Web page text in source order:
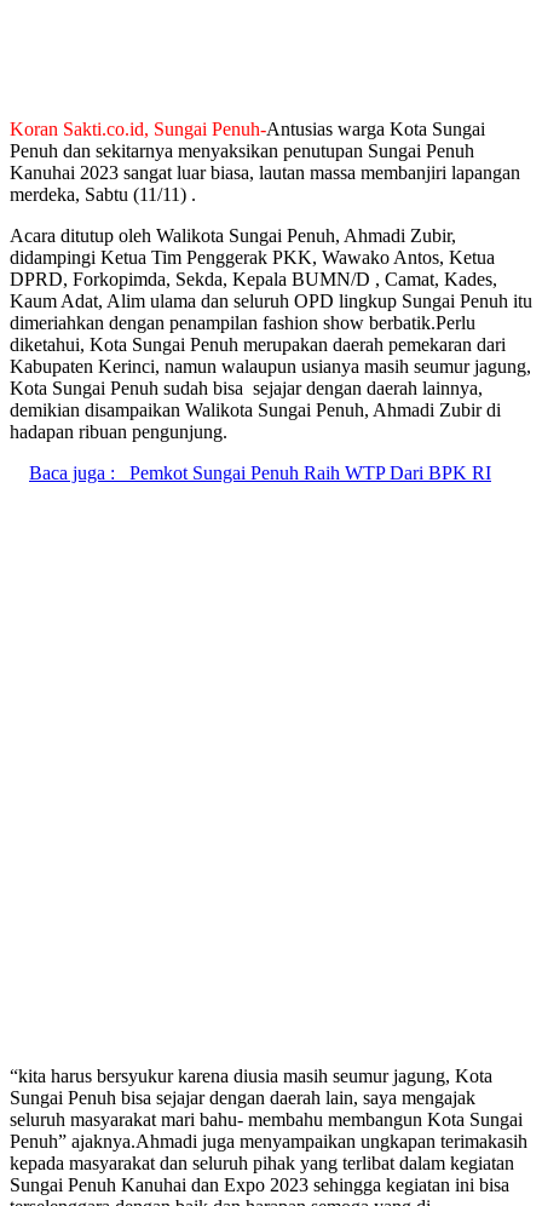
Koran Sakti.co.id, Sungai Penuh-Antusias warga Kota Sungai
Penuh dan sekitarnya menyaksikan penutupan Sungai Penuh
Kanuhai 2023 sangat luar biasa, lautan massa membanjiri lapangan
merdeka, Sabtu (11/11) .
Acara ditutup oleh Walikota Sungai Penuh, Ahmadi Zubir,
didampingi Ketua Tim Penggerak PKK, Wawako Antos, Ketua
DPRD, Forkopimda, Sekda, Kepala BUMN/D , Camat, Kades,
Kaum Adat, Alim ulama dan seluruh OPD lingkup Sungai Penuh itu
dimeriahkan dengan penampilan fashion show berbatik.Perlu
diketahui, Kota Sungai Penuh merupakan daerah pemekaran dari
Kabupaten Kerinci, namun walaupun usianya masih seumur jagung,
Kota Sungai Penuh sudah bisa sejajar dengan daerah lainnya,
demikian disampaikan Walikota Sungai Penuh, Ahmadi Zubir di
hadapan ribuan pengunjung.
Baca juga :
Pemkot Sungai Penuh Raih WTP Dari BPK RI
“kita harus bersyukur karena diusia masih seumur jagung, Kota
Sungai Penuh bisa sejajar dengan daerah lain, saya mengajak
seluruh masyarakat mari bahu- membahu membangun Kota Sungai
Penuh” ajaknya.Ahmadi juga menyampaikan ungkapan terimakasih
kepada masyarakat dan seluruh pihak yang terlibat dalam kegiatan
Sungai Penuh Kanuhai dan Expo 2023 sehingga kegiatan ini bisa